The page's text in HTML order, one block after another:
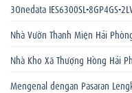
3Onedata IES6300SL-8GP4GS-
Nhà Vườn Thanh Miện Hải
Nhà Kho Xã Thượng Hồng Hải
Mengenal dengan Pasaran